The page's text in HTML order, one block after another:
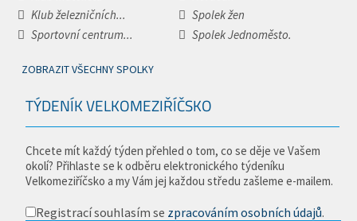
Klub železničních...
Spolek žen
Sportovní centrum...
Spolek Jednoměsto.
ZOBRAZIT VŠECHNY SPOLKY
TÝDENÍK VELKOMEZIŘÍČSKO
Chcete mít každý týden přehled o tom, co se děje ve Vašem
okolí? Přihlaste se k odběru elektronického týdeníku
Velkomeziříčsko a my Vám jej každou středu zašleme e-mailem.
Registrací souhlasím se zpracováním osobních údajů.